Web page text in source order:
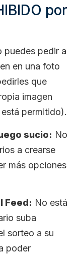
por
puedes pedir a
en una foto
que
imagen
permitido).
sucio: No
a crearse
más opciones
Feed: No está
suba
sorteo a su
poder